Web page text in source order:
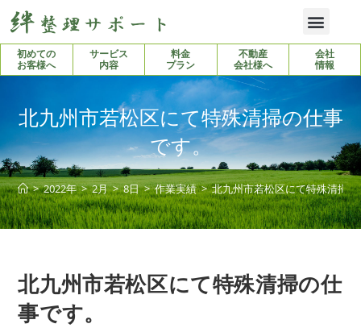
初めての
お客様へ
サービス
内容
料金
プラン
不動産
会社様へ
会社
情報
北九州市若松区にて特殊清掃の仕事
です。
> 2022年 > 2月 > 8日 > 作業実績 > 北九州市若松区にて特殊清掃
北九州市若松区にて特殊清掃の仕
事です。